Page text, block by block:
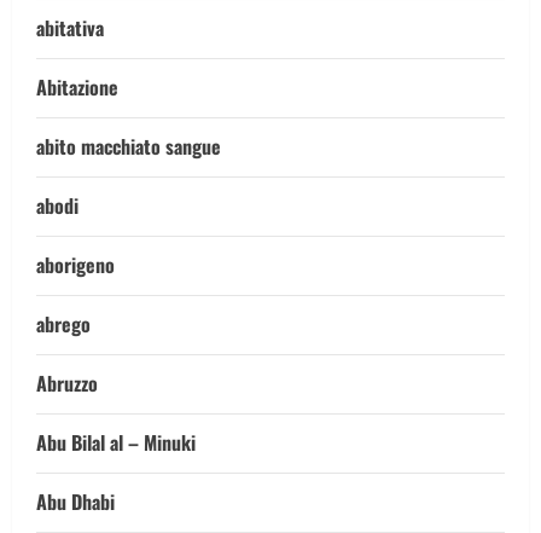
abitativa
Abitazione
abito macchiato sangue
abodi
aborigeno
abrego
Abruzzo
Abu Bilal al – Minuki
Abu Dhabi